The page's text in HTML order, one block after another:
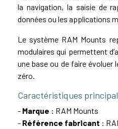
la navigation, la saisie de
données ou les applications
Le système RAM Mounts
modulaires qui permettent
une base ou de faire évoluer
zéro.
Caractéristiques
- Marque : RAM Mounts
- Référence fabricant :